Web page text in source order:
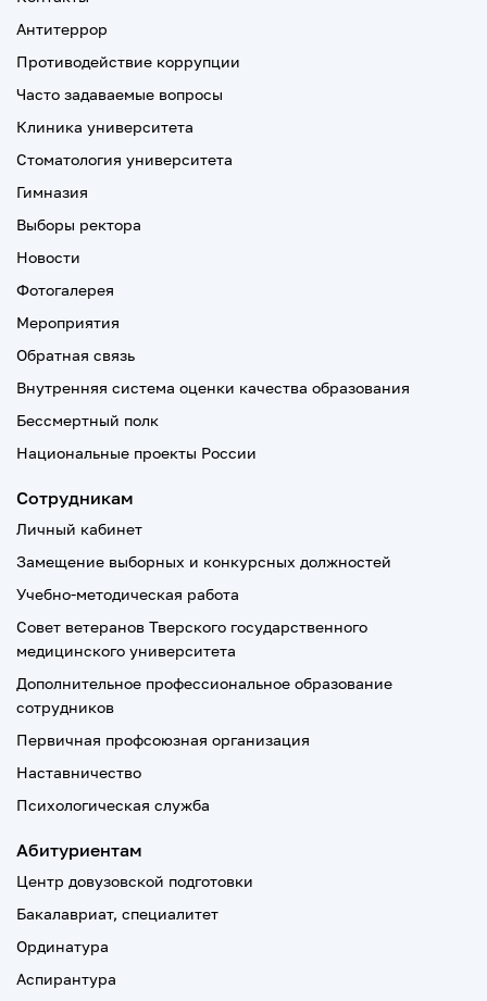
Антитеррор
Противодействие коррупции
Часто задаваемые вопросы
Клиника университета
Стоматология университета
Гимназия
Выборы ректора
Новости
Фотогалерея
Мероприятия
Обратная связь
Внутренняя система оценки качества образования
Бессмертный полк
Национальные проекты России
Сотрудникам
Личный кабинет
Замещение выборных и конкурсных должностей
Учебно-методическая работа
Совет ветеранов Тверского государственного
медицинского университета
Дополнительное профессиональное образование
сотрудников
Первичная профсоюзная организация
Наставничество
Психологическая служба
Абитуриентам
Центр довузовской подготовки
Бакалавриат, специалитет
Ординатура
Аспирантура